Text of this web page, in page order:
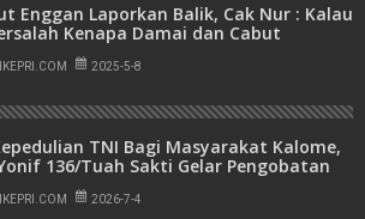
Enggan Laporkan Balik, Cak Nur : Kalau
Kenapa Damai dan Cabut
2025-5-8
TNI Bagi Masyarakat Kalome,
136/Tuah Sakti Gelar Pengobatan
2026-7-4